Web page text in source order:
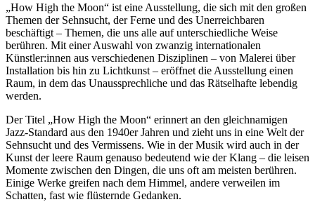
„How High the Moon“ ist eine Ausstellung, die sich mit den großen
Themen der Sehnsucht, der Ferne und des Unerreichbaren
beschäftigt – Themen, die uns alle auf unterschiedliche Weise
berühren. Mit einer Auswahl von zwanzig internationalen
Künstler:innen aus verschiedenen Disziplinen – von Malerei über
Installation bis hin zu Lichtkunst – eröffnet die Ausstellung einen
Raum, in dem das Unaussprechliche und das Rätselhafte lebendig
werden.
Der Titel „How High the Moon“ erinnert an den gleichnamigen
Jazz-Standard aus den 1940er Jahren und zieht uns in eine Welt der
Sehnsucht und des Vermissens. Wie in der Musik wird auch in der
Kunst der leere Raum genauso bedeutend wie der Klang – die leisen
Momente zwischen den Dingen, die uns oft am meisten berühren.
Einige Werke greifen nach dem Himmel, andere verweilen im
Schatten, fast wie flüsternde Gedanken.